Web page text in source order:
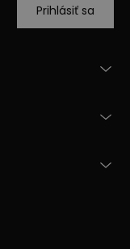
Prihlásiť sa